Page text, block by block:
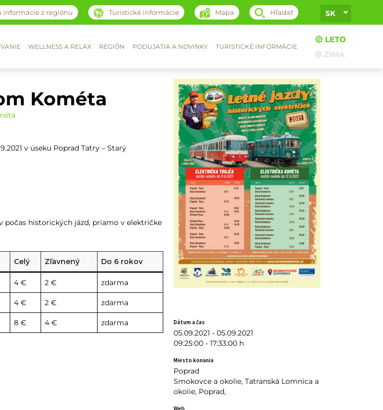
informácie z regiónu Turistické informácie Mapa Hľadať SK
WELLNESS A RELAX REGIÓN PODUJATIA A NOVINKY TURISTICKÉ INFORMÁCIE
LETO
ZIMA
Kométa
v úseku Poprad Tatry – Starý
počas historických jázd, priamo v električke
Celý Zľavnený Do 6 rokov
4 € 2 € zdarma
4 € 2 € zdarma
8 € 4 € zdarma Dátum a čas
05.09.2021 - 05.09.2021
09:25:00 - 17:33:00 h
Miesto konania
Poprad
Smokovce a okolie, Tatranská Lomnica a
okolie, Poprad,
Web